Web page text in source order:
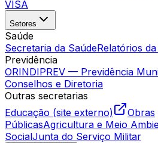
VISA
Setores
Saúde
Secretaria da SaúdeRelatórios
Previdência
ORINDIPREV — Previdência
Conselhos e Diretoria
Outras secretarias
Educação (site externo)
Obras
PúblicasAgricultura e Meio
SocialJunta do Serviço Militar